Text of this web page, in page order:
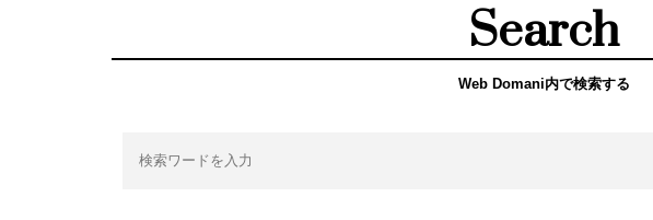
Search
Web Domani内で検索する